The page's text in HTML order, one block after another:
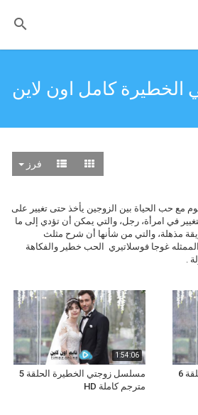
كامل اون لاين
فرز
مع حب الحياة بين الزوجين يأخذ حتى تغيير على
في امرأة، رجل، والتي يمكن أن تؤدي إلى ما
مذهلة، والتي من شأنها أن شرح مثلث
غوجا فوسلاتيري الحب خطير والفكاهة
.
مسلسل زوجتي الخطيرة الحلقة 6
1:54:06
مسلسل زوجتي الخطيرة الحلقة 5
مترجم كاملة HD